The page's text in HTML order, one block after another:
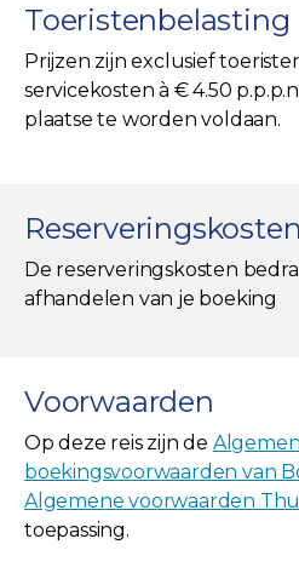
Toeristenbelasting
Prijzen zijn exclusief
servicekosten à € 4.50
plaatse te worden voldaan.
Reserveringskosten
De reserveringskosten
afhandelen van je boeking
Voorwaarden
Op deze reis zijn de
boekingsvoorwaarden van
Algemene voorwaarden
toepassing.